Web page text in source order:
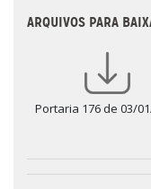
ARQUIVOS PARA
Portaria 176 de 03/